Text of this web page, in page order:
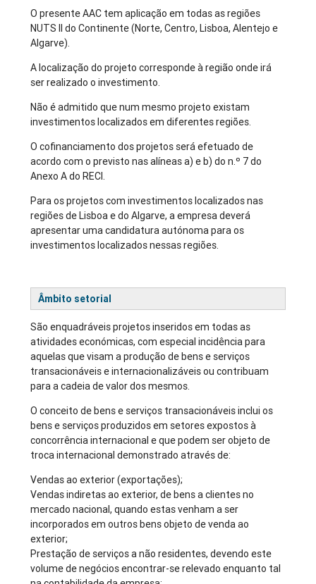
O presente AAC tem aplicação em todas as regiões
NUTS II do Continente (Norte, Centro, Lisboa, Alentejo e
Algarve).
A localização do projeto corresponde à região onde irá
ser realizado o investimento.
Não é admitido que num mesmo projeto existam
investimentos localizados em diferentes regiões.
O cofinanciamento dos projetos será efetuado de
acordo com o previsto nas alíneas a) e b) do n.º 7 do
Anexo A do RECI.
Para os projetos com investimentos localizados nas
regiões de Lisboa e do Algarve, a empresa deverá
apresentar uma candidatura autónoma para os
investimentos localizados nessas regiões.
Âmbito setorial
São enquadráveis projetos inseridos em todas as
atividades económicas, com especial incidência para
aquelas que visam a produção de bens e serviços
transacionáveis e internacionalizáveis ou contribuam
para a cadeia de valor dos mesmos.
O conceito de bens e serviços transacionáveis inclui os
bens e serviços produzidos em setores expostos à
concorrência internacional e que podem ser objeto de
troca internacional demonstrado através de:
Vendas ao exterior (exportações);
Vendas indiretas ao exterior, de bens a clientes no
mercado nacional, quando estas venham a ser
incorporados em outros bens objeto de venda ao
exterior;
Prestação de serviços a não residentes, devendo este
volume de negócios encontrar-se relevado enquanto tal